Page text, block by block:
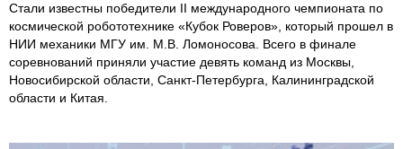
Стали известны победители II международного чемпионата по
космической робототехнике «Кубок Роверов», который прошел в
НИИ механики МГУ им. М.В. Ломоносова. Всего в финале
соревнований приняли участие девять команд из Москвы,
Новосибирской области, Санкт-Петербурга, Калининградской
области и Китая.